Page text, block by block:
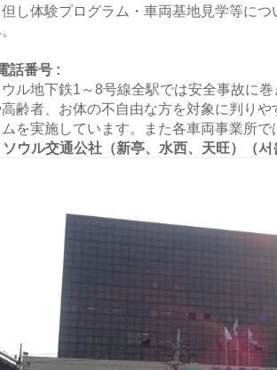
し体験プログラム・車両基地見学等につ
話番号 :
ウル地下鉄1～8号線全駅では安全事故に
齢者、お体の不自由な方を対象に判り
を実施しています。また各車両事業所
ウル交通公社（新亭、水西、天旺）（